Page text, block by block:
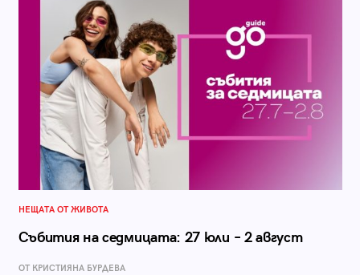
НЕЩАТА ОТ ЖИВОТА
Събития на седмицата: 27 юли – 2 август
ОТ КРИСТИЯНА БУРДЕВА